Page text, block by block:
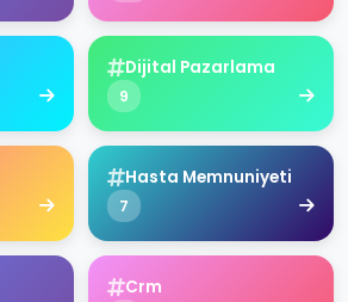
Dijital Pazarlama
9
Hasta Memnuniyeti
7
Crm